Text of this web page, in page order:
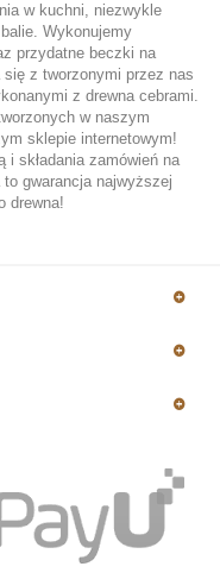
w kuchni, niezwykle
Wykonujemy
przydatne beczki na
z tworzonymi przez nas
z drewna cebrami.
w naszym
sklepie internetowym!
i składania zamówień na
gwarancja najwyższej
drewna!